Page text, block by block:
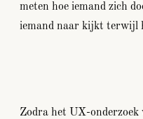
meten hoe iemand zich
iemand naar kijkt terwijl
Zodra het UX-